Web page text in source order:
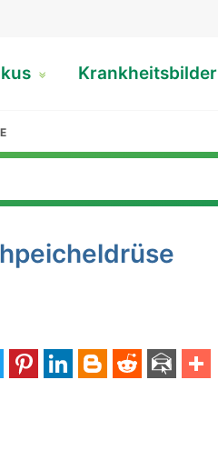
Krankheitsbilder